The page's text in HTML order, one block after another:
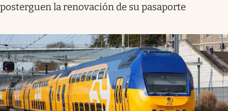
posterguen la renovación de su pasaporte